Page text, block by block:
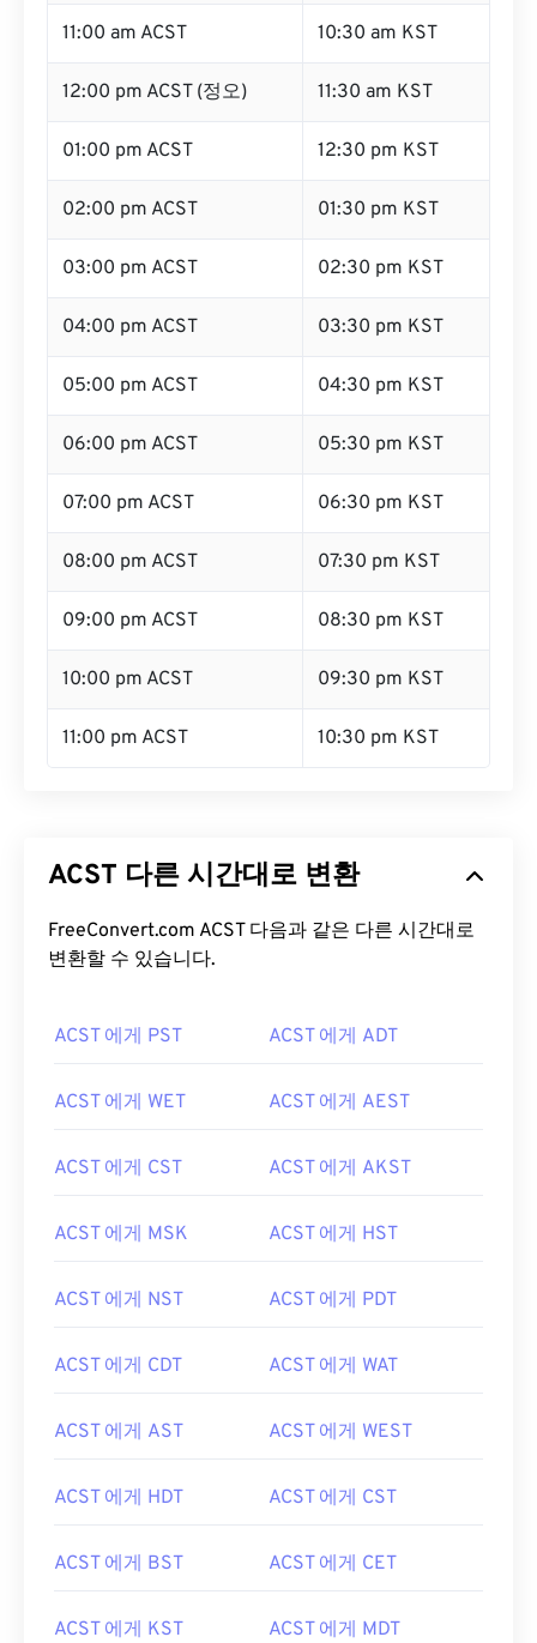
11:00 am ACST 10:30 am KST
12:00 pm ACST (정오) 11:30 am KST
01:00 pm ACST 12:30 pm KST
02:00 pm ACST 01:30 pm KST
03:00 pm ACST 02:30 pm KST
04:00 pm ACST 03:30 pm KST
05:00 pm ACST 04:30 pm KST
06:00 pm ACST 05:30 pm KST
07:00 pm ACST 06:30 pm KST
08:00 pm ACST 07:30 pm KST
09:00 pm ACST 08:30 pm KST
10:00 pm ACST 09:30 pm KST
11:00 pm ACST 10:30 pm KST
ACST 다른 시간대로 변환
FreeConvert.com ACST 다음과 같은 다른 시간대로
변환할 수 있습니다.
ACST 에게 PST ACST 에게 ADT
ACST 에게 WET ACST 에게 AEST
ACST 에게 CST ACST 에게 AKST
ACST 에게 MSK ACST 에게 HST
ACST 에게 NST ACST 에게 PDT
ACST 에게 CDT ACST 에게 WAT
ACST 에게 AST ACST 에게 WEST
ACST 에게 HDT ACST 에게 CST
ACST 에게 BST ACST 에게 CET
ACST 에게 KST ACST 에게 MDT